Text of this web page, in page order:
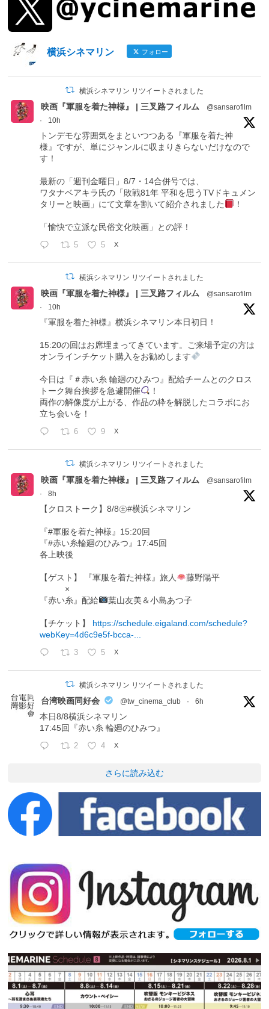
横浜シネマリン フォロー
横浜シネマリン リツイートされました
映画『軍服を着た神様』 | 三叉路フィルム
@sansarofilm
·
10h
トンデモな雰囲気をまといつつある『軍服を着た神
様』ですが、単にジャンルに収まりきらないだけなので
す！
最新の「週刊金曜日」8/7・14合併号では、
ワタナベアキラ氏の「敗戦81年 平和を思うTVドキュメン
タリーと映画」にて文章を割いて紹介されました
！
「愉快で立派な民俗文化映画」との評！
5 5 X
横浜シネマリン リツイートされました
映画『軍服を着た神様』 | 三叉路フィルム
@sansarofilm
·
10h
『軍服を着た神様』横浜シネマリン本日初日！
15:20の回はお席埋まってきています。ご来場予定の方は
オンラインチケット購入をお勧めします
今日は『＃赤い糸 輪廻のひみつ』配給チームとのクロス
トーク舞台挨拶を急遽開催
！
両作の解像度が上がる、作品の枠を解脱したコラボにお
立ち会いを！
6 9 X
横浜シネマリン リツイートされました
映画『軍服を着た神様』 | 三叉路フィルム
@sansarofilm
·
8h
【クロストーク】8/8㊏#横浜シネマリン
『#軍服を着た神様』15:20回
『#赤い糸輪廻のひみつ』17:45回
各上映後
【ゲスト】 『軍服を着た神様』旅人
藤野陽平
×
『赤い糸』配給
葉山友美＆小島あつ子
【チケット】 https://schedule.eigaland.com/schedule?
webKey=4d6c9e5f-bcca-...
3 5 X
横浜シネマリン リツイートされました
台湾映画同好会 @tw_cinema_club · 6h
本日8/8横浜シネマリン
17:45回『赤い糸 輪廻のひみつ』
2 4 X
さらに読み込む